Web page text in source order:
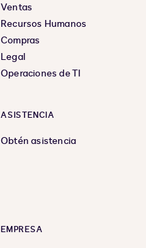
Ventas
Recursos Humanos
Compras
Legal
Operaciones de TI
ASISTENCIA
Obtén asistencia
EMPRESA